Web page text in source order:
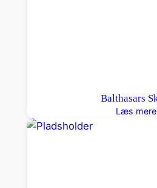
Balthasars
Læs mere